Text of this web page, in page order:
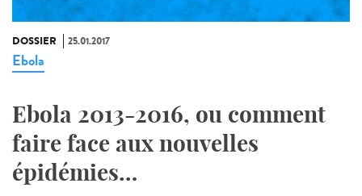
DOSSIER 25.01.2017
Ebola
Ebola 2013-2016, ou comment
faire face aux nouvelles
épidémies…